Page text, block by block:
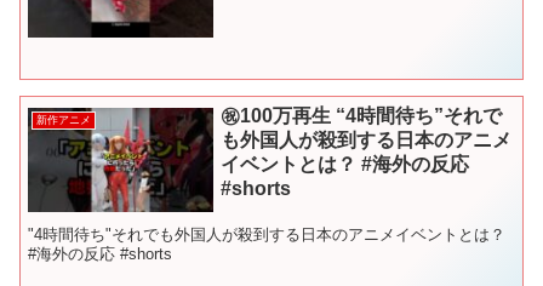
新作アニメ
㊗️100万再生 “4時間待ち”それで
も外国人が殺到する日本のアニメ
イベントとは？ #海外の反応
#shorts
"4時間待ち"それでも外国人が殺到する日本のアニメイベントとは？
#海外の反応 #shorts